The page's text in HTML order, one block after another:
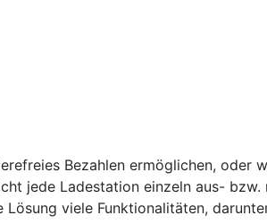
Bezahlen ermöglichen,
jede Ladestation einzeln aus-
viele Funktionalitäten,